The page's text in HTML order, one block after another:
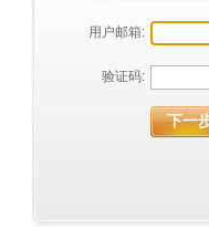
用户邮箱:
验证码: